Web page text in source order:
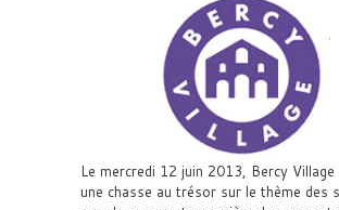
Le mercredi 12 juin 2013, Bercy
une chasse au trésor sur le thème des